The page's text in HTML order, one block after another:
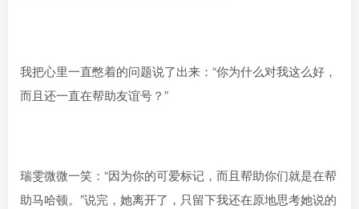
我把心里一直憋着的问题说了出来：“你为什么对我这么好，
而且还一直在帮助友谊号？”
瑞雯微微一笑：“因为你的可爱标记，而且帮助你们就是在帮
助马哈顿。”说完，她离开了，只留下我还在原地思考她说的